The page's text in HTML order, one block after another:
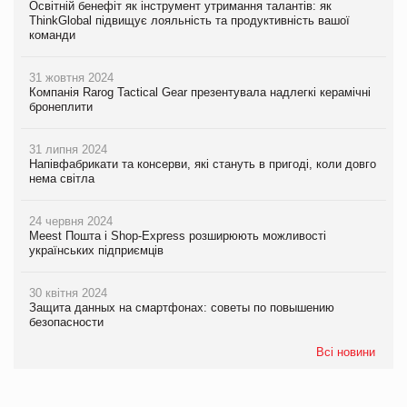
Освітній бенефіт як інструмент утримання талантів: як
ThinkGlobal підвищує лояльність та продуктивність вашої
команди
31 жовтня 2024
Компанія Rarog Tactical Gear презентувала надлегкі керамічні
бронеплити
31 липня 2024
Напівфабрикати та консерви, які стануть в пригоді, коли довго
нема світла
24 червня 2024
Meest Пошта і Shop-Express розширюють можливості
українських підприємців
30 квітня 2024
Защита данных на смартфонах: советы по повышению
безопасности
Всі новини